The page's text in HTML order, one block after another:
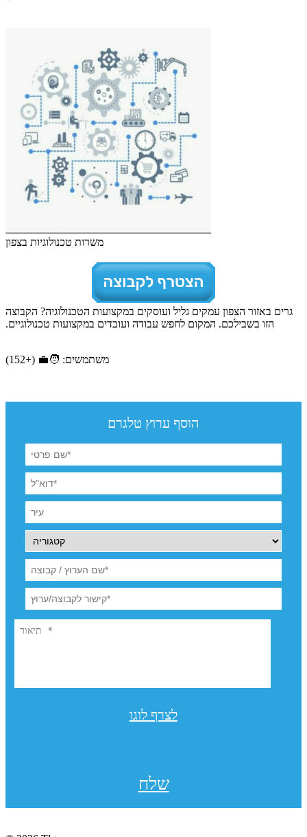
משרות טכנולוגיות בצפון
גרים באזור הצפון עמקים גליל ועוסקים במקצועות הטכנולוגיה? הקבוצה
הזו בשבילכם. המקום לחפש עבודה ועובדים במקצועות טכנולוגיים.
משתמשים: 🧑‍💼 (+152)
הוסף ערוץ טלגרם
לצרף לוגו
שלח